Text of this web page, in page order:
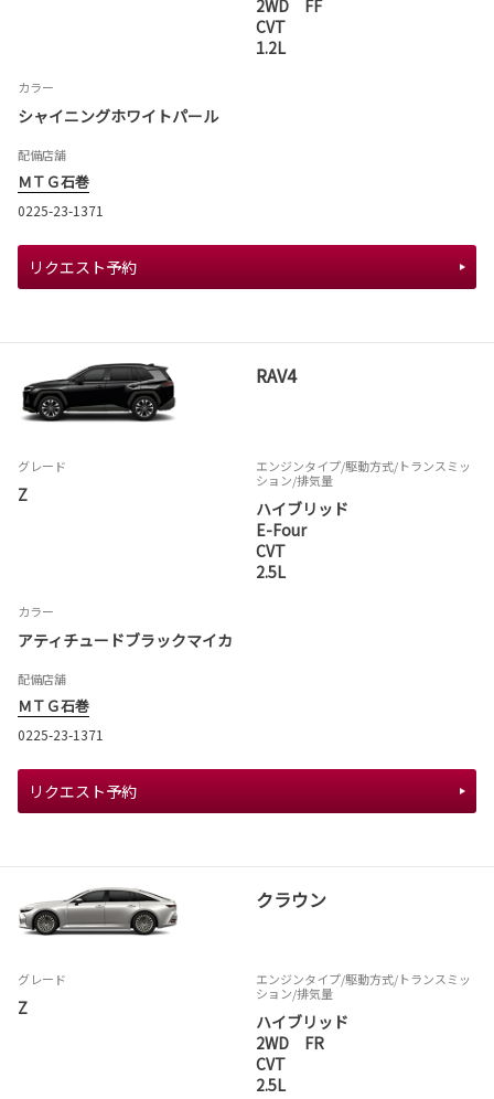
2WD FF
CVT
1.2L
カラー
シャイニングホワイトパール
配備店舗
ＭＴＧ石巻
0225-23-1371
リクエスト予約
RAV4
グレード
Z
エンジンタイプ/駆動方式/トランスミッ
ション/排気量
ハイブリッド
E-Four
CVT
2.5L
カラー
アティチュードブラックマイカ
配備店舗
ＭＴＧ石巻
0225-23-1371
リクエスト予約
クラウン
グレード
Z
エンジンタイプ/駆動方式/トランスミッ
ション/排気量
ハイブリッド
2WD FR
CVT
2.5L